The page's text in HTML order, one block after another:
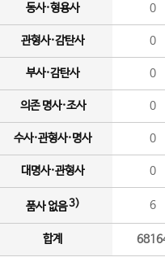
동사·형용사 0
관형사·감탄사 0
부사·감탄사 0
의존 명사·조사 0
수사·관형사·명사 0
대명사·관형사 0
품사 없음3) 6
합계